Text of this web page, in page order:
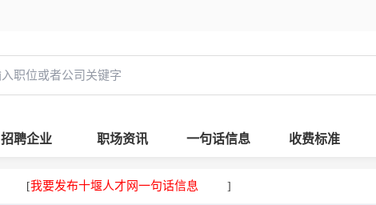
招聘企业 职场资讯 一句话信息 收费标准
[我要发布十堰人才网一句话信息 ]